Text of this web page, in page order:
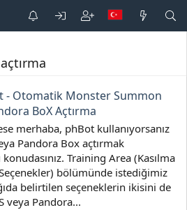
- Otomatik Monster Summon
BoX Açtırma
merhaba, phBot kullanıyorsanız
Pandora Box açtırmak
Training Area (Kasılma
bölümünde istediğimiz
belirtilen seçeneklerin ikisini de
veya Pandora...